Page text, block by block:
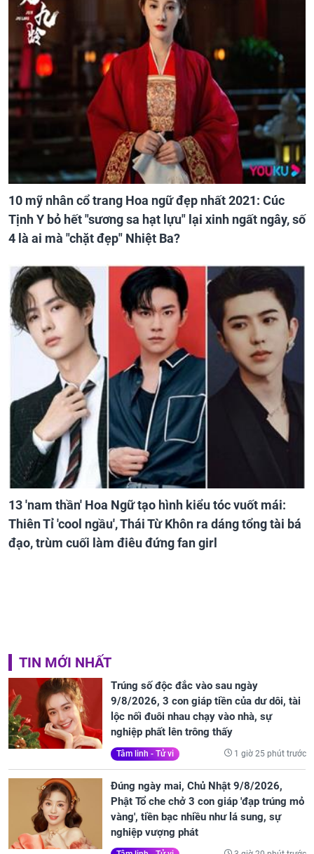
10 mỹ nhân cổ trang Hoa ngữ đẹp nhất 2021: Cúc
Tịnh Y bỏ hết "sương sa hạt lựu" lại xinh ngất ngây, số
4 là ai mà "chặt đẹp" Nhiệt Ba?
13 'nam thần' Hoa Ngữ tạo hình kiểu tóc vuốt mái:
Thiên Tỉ 'cool ngầu', Thái Từ Khôn ra dáng tổng tài bá
đạo, trùm cuối làm điêu đứng fan girl
TIN MỚI NHẤT
Trúng số độc đắc vào sau ngày
9/8/2026, 3 con giáp tiền của dư dôi, tài
lộc nối đuôi nhau chạy vào nhà, sự
nghiệp phất lên trông thấy
Tâm linh - Tử vi 1 giờ 25 phút trước
Đúng ngày mai, Chủ Nhật 9/8/2026,
Phật Tổ che chở 3 con giáp 'đạp trúng mỏ
vàng', tiền bạc nhiều như lá sung, sự
nghiệp vượng phát